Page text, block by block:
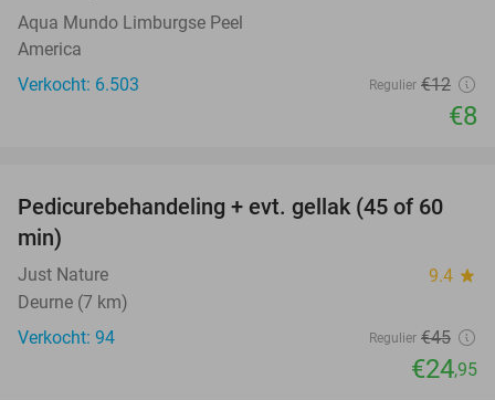
Aqua Mundo Limburgse Peel
America
Verkocht: 6.503
Regulier €12
€8
45%
Pedicurebehandeling + evt. gellak (45 of 60
min)
Just Nature 9.4 star
Deurne (7 km)
Verkocht: 94
Regulier €45
€24,95